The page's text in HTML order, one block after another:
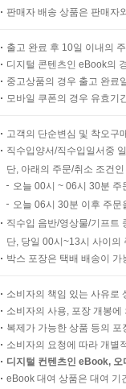
판매자 배송 상품은 판매자
출고 완료 후 10일 이내의
디지털 콘텐츠인 eBook의
중고상품의 경우 출고 완료
모바일 쿠폰의 경우 유효기
고객의 단순변심 및 착오구
직수입양서/직수입일서중
단, 아래의 주문/취소 조건
오늘 00시 ~ 06시 30분
오늘 06시 30분 이후 주
직수입 음반/영상물/기프트
단, 당일 00시~13시 사이의
박스 포장은 택배 배송이
소비자의 책임 있는 사유로
소비자의 사용, 포장 개봉
복제가 가능한 상품 등의
소비자의 요청에 따라 개별
디지털 컨텐츠인 eBook,
eBook 대여 상품은 대여 기